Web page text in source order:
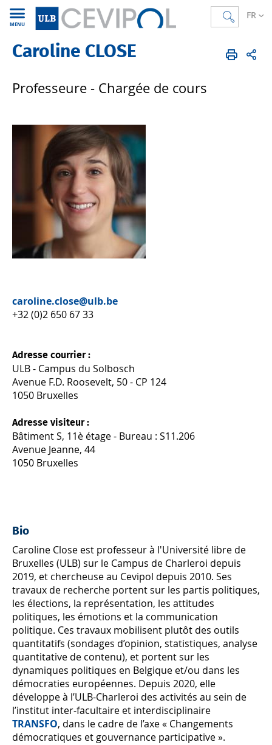
FR
MENU
CEVIPOL FR Membres Corps académique
Caroline CLOSE
Professeure - Chargée de cours
caroline.close@ulb.be
+32 (0)2 650 67 33
Adresse courrier :
ULB - Campus du Solbosch
Avenue F.D. Roosevelt, 50 - CP 124
1050 Bruxelles
Adresse visiteur :
Bâtiment S, 11è étage - Bureau : S11.206
Avenue Jeanne, 44
1050 Bruxelles
Bio
Caroline Close est professeur à l'Université libre de
Bruxelles (ULB) sur le Campus de Charleroi depuis
2019, et chercheuse au Cevipol depuis 2010. Ses
travaux de recherche portent sur les partis politiques,
les élections, la représentation, les attitudes
politiques, les émotions et la communication
politique. Ces travaux mobilisent plutôt des outils
quantitatifs (sondages d’opinion, statistiques, analyse
quantitative de contenu), et portent sur les
dynamiques politiques en Belgique et/ou dans les
démocraties européennes. Depuis 2020, elle
développe à l’ULB-Charleroi des activités au sein de
l’institut inter-facultaire et interdisciplinaire
TRANSFO, dans le cadre de l’axe « Changements
démocratiques et gouvernance participative ».